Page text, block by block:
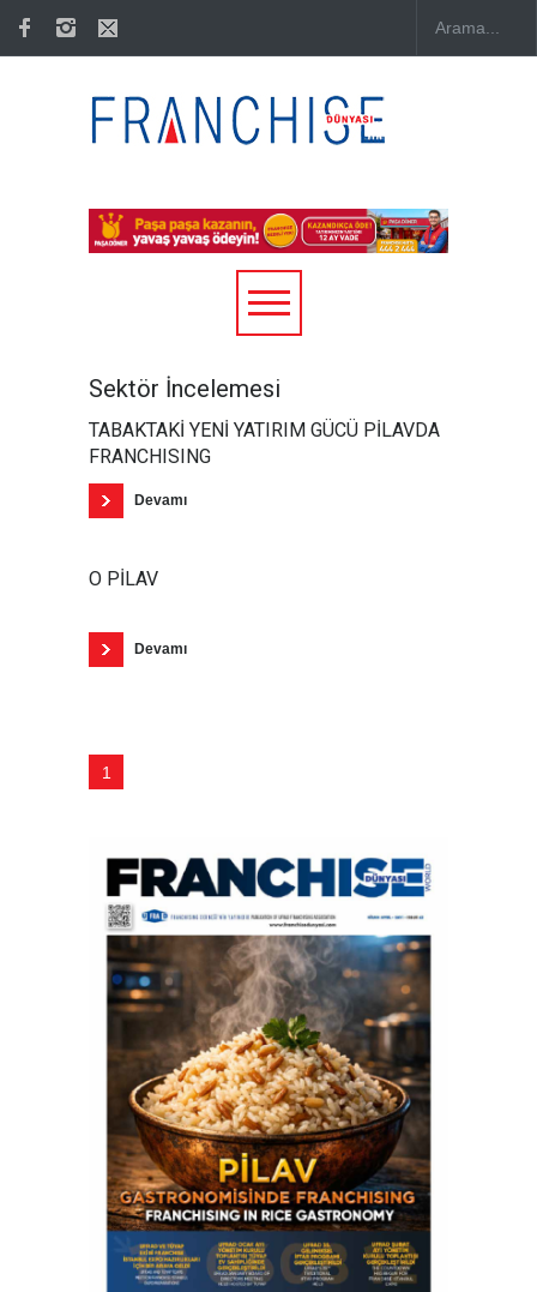
Sektör İncelemesi
TABAKTAKİ YENİ YATIRIM GÜCÜ PİLAVDA
FRANCHISING
Devamı
O PİLAV
Devamı
1